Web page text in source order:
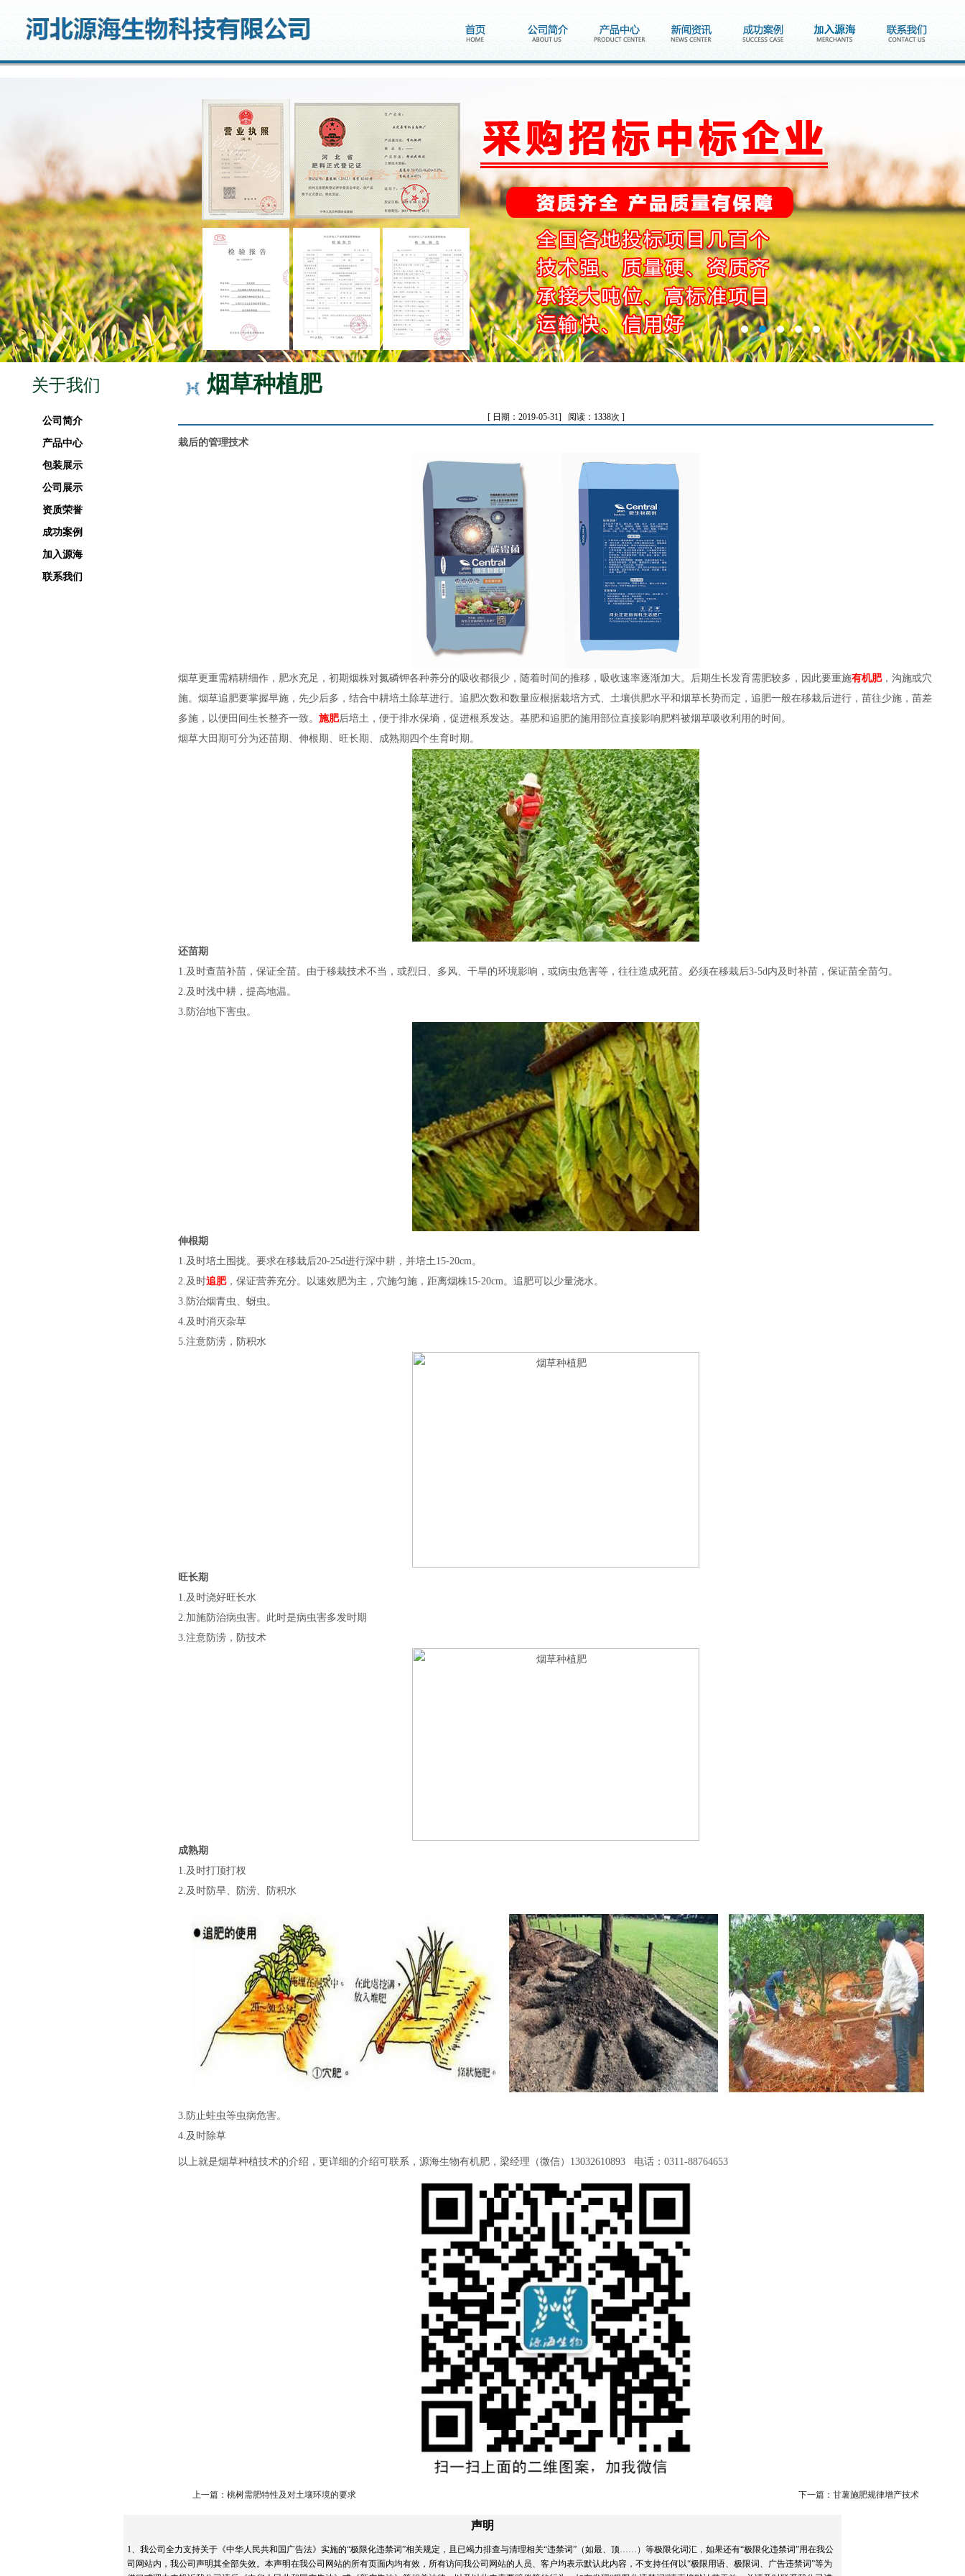
关于我们
公司简介
产品中心
包装展示
公司展示
资质荣誉
成功案例
加入源海
联系我们
烟草种植肥
[ 日期：2019-05-31] 阅读：1338次 ]
栽后的管理技术
烟草更重需精耕细作，肥水充足，初期烟株对氮磷钾各种养分的吸收都很少，随着时间的推移，吸收速率逐渐加大。后期生长发育需肥较多，因此要重施有机肥，沟施或穴
施。烟草追肥要掌握早施，先少后多，结合中耕培土除草进行。追肥次数和数量应根据栽培方式、土壤供肥水平和烟草长势而定，追肥一般在移栽后进行，苗往少施，苗差
多施，以便田间生长整齐一致。 施肥后培土，便于排水保墒，促进根系发达。基肥和追肥的施用部位直接影响肥料被烟草吸收利用的时间。
烟草大田期可分为还苗期、伸根期、旺长期、成熟期四个生育时期。
还苗期
1.及时查苗补苗，保证全苗。由于移栽技术不当，或烈日、多风、干旱的环境影响，或病虫危害等，往往造成死苗。必须在移栽后3-5d内及时补苗，保证苗全苗匀。
2.及时浅中耕，提高地温。
3. 防治地下害虫。
伸根期
1.及时培土围拢。要求在移栽后20-25d进行深中耕，并培土15-20cm。
2.及时追肥，保证营养充分。以速效肥为主，穴施匀施，距离烟株15-20cm。追肥可以少量浇水。
3. 防治烟青虫、蚜虫。
4.及时消灭杂草
5.注意防涝，防积水
旺长期
1.及时浇好旺长水
2.加施防治病虫害。此时是病虫害多发时期
3.注意防涝，防技术
成熟期
1.及时打顶打杈
2.及时防旱、防涝、防积水
3. 防止蛀虫等虫病危害。
4.及时除草
以上就是烟草种植技术的介绍，更详细的介绍可联系，源海生物有机肥，梁经理（微信）13032610893 电话：0311-88764653
上一篇：桃树需肥特性及对土壤环境的要求 下一篇：甘薯施肥规律增产技术
声明
1、我公司全力支持关于《中华人民共和国广告法》实施的“极限化违禁词”相关规定，且已竭力排查与清理相关“违禁词”（如最、顶……）等极限化词汇，如果还有“极限化违禁词”用在我公
司网站内，我公司声明其全部失效。本声明在我公司网站的所有页面内均有效，所有访问我公司网站的人员、客户均表示默认此内容，不支持任何以“极限用语、极限词、广告违禁词”等为